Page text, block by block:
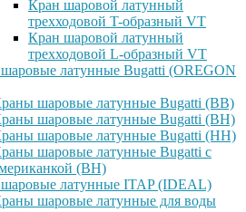
Кран шаровой латунный
трехходовой T-образный VT
Кран шаровой латунный
трехходовой L-образный VT
латунные Bugatti (OREGON
шаровые латунные Bugatti (ВВ)
шаровые латунные Bugatti (ВН)
шаровые латунные Bugatti (НН)
шаровые латунные Bugatti с
(ВН)
латунные ITAP (IDEAL)
шаровые латунные для воды